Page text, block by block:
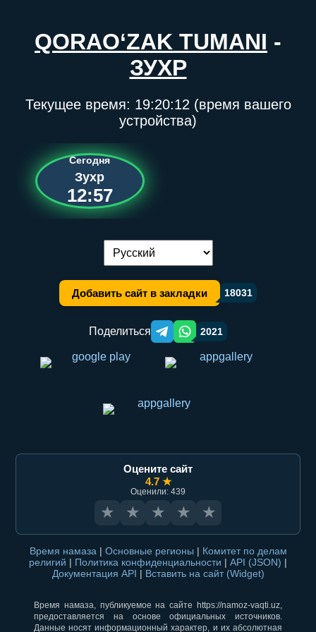
QORAO‘ZAK TUMANI -
ЗУХР
Текущее время: 19:20:12 (время вашего
устройства)
Сегодня
Зухр
12:57
Переключение языка:
Добавить сайт в закладки 18031
Поделиться Telegram orqali ulashish
WhatsApp orqali ulashish
2021
Оцените сайт
4.7 ★
Оценили: 439
★ ★ ★ ★ ★
Время намаза | Основные регионы | Комитет по делам
религий | Политика конфиденциальности | API (JSON) |
Документация API | Вставить на сайт (Widget)
Время намаза, публикуемое на сайте https://namoz-vaqti.uz,
предоставляется на основе официальных источников.
Данные носят информационный характер, и их абсолютная